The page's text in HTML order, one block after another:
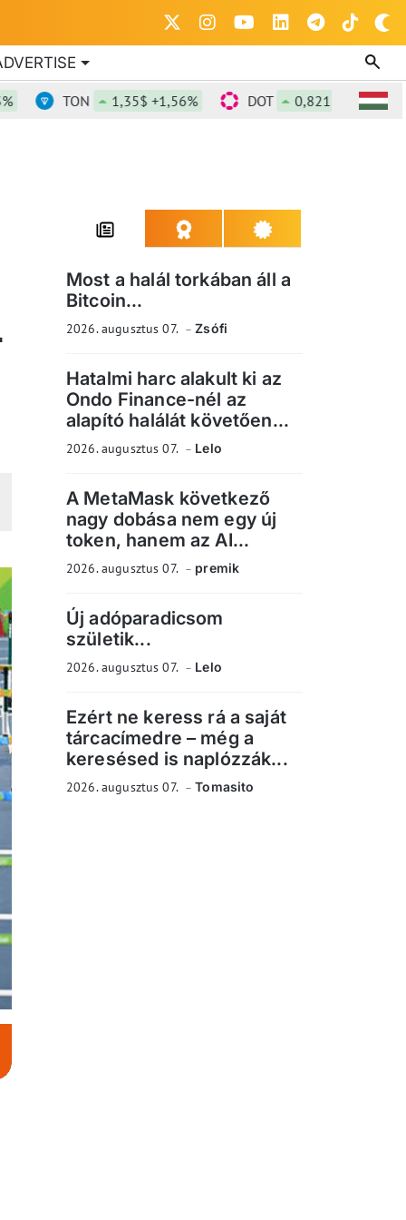
TON 1,35$ +1,56% DOT 0,821$ +0,91%
Most a halál torkában áll a
Bitcoin...
2026. augusztus 07. Zsófi
Hatalmi harc alakult ki az
Ondo Finance-nél az
alapító halálát követően...
2026. augusztus 07. Lelo
A MetaMask következő
nagy dobása nem egy új
token, hanem az AI...
2026. augusztus 07. premik
Új adóparadicsom
születik...
2026. augusztus 07. Lelo
Ezért ne keress rá a saját
tárcacímedre – még a
keresésed is naplózzák...
2026. augusztus 07. Tomasito